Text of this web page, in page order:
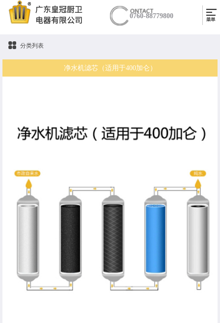
0760-88779800
分类列表
净水机滤芯（适用于400加仑）